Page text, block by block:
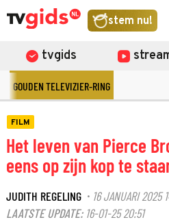
stem nu!
tvgids
GOUDEN TELEVIZIER-RING
FILM
Het leven van Pierce
eens op zijn kop te
JUDITH REGELING · 16 JANUARI 2025
LAATSTE UPDATE: 16-01-25 20:51